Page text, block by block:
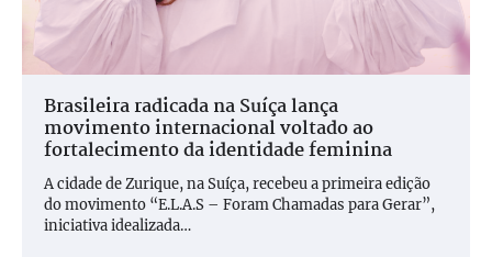
Brasileira radicada na Suíça lança
movimento internacional voltado ao
fortalecimento da identidade feminina
A cidade de Zurique, na Suíça, recebeu a primeira edição
do movimento “E.L.A.S – Foram Chamadas para Gerar”,
iniciativa idealizada…